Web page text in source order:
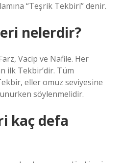
“Teşrik Tekbiri” denir.
nelerdir?
Vacip ve Nafile. Her
ilk Tekbir’dir. Tüm
eller omuz seviyesine
söylenmelidir.
kaç defa